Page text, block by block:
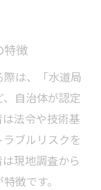
特徴
は、「水道局
自治体が認定
法令や技術基
ブルリスクを
現地調査から
徴です。